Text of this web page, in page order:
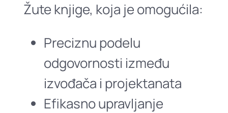
Žute knjige, koja je omogućila:
Preciznu podelu
odgovornosti između
izvođača i projektanata
Efikasno upravljanje